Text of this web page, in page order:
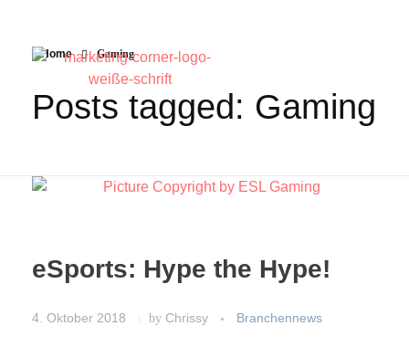
Home Gaming
Posts tagged: Gaming
eSports: Hype the Hype!
4. Oktober 2018 by Chrissy Branchennews